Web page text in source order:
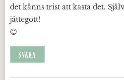
det känns trist att kasta det.
jättegott!
😊
SVARA